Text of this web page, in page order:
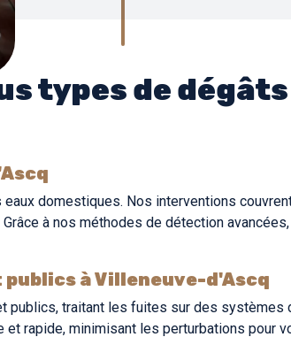
types de dégâts
domestiques. Nos interventions
à nos méthodes de détection
à Villeneuve-d'Ascq
traitant les fuites sur des systèmes
rapide, minimisant les perturbations pour